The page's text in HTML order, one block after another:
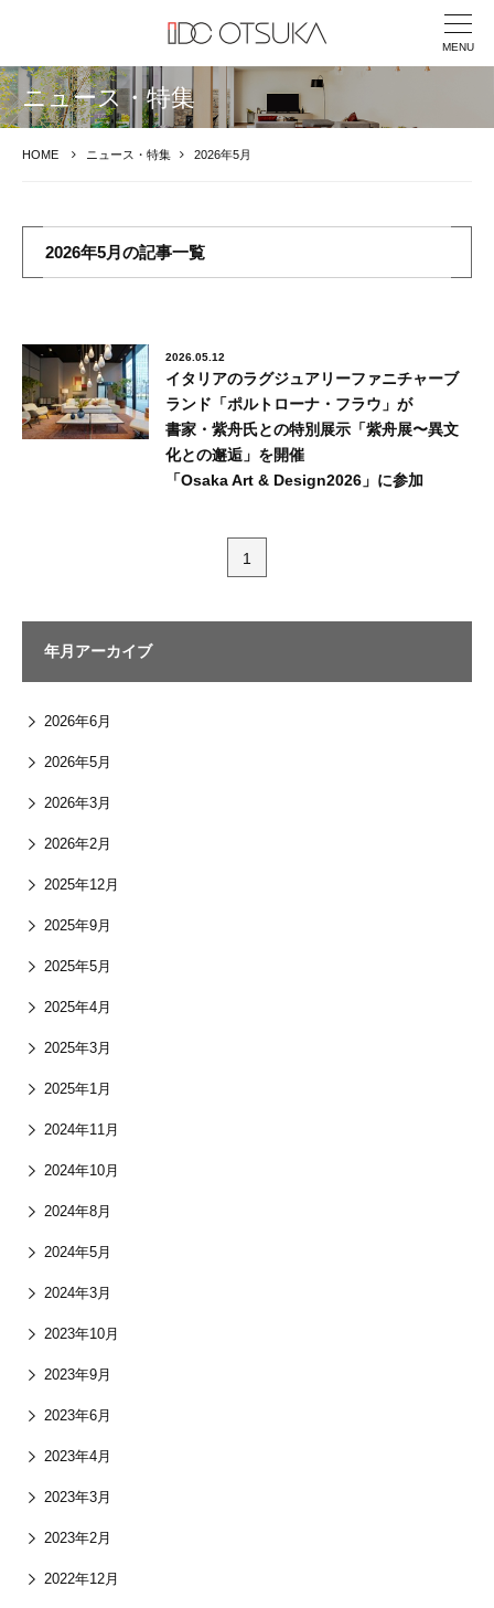
MENU
ニュース・特集
HOME ニュース・特集 2026年5月
2026年5月の記事一覧
2026.05.12
イタリアのラグジュアリーファニチャーブ
ランド「ポルトローナ・フラウ」が
書家・紫舟氏との特別展示「紫舟展〜異文
化との邂逅」を開催
「Osaka Art & Design2026」に参加
1
年月アーカイブ
2026年6月
2026年5月
2026年3月
2026年2月
2025年12月
2025年9月
2025年5月
2025年4月
2025年3月
2025年1月
2024年11月
2024年10月
2024年8月
2024年5月
2024年3月
2023年10月
2023年9月
2023年6月
2023年4月
2023年3月
2023年2月
2022年12月